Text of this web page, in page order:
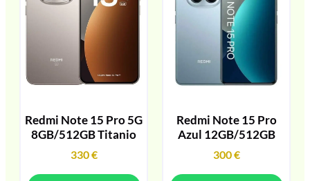
Redmi Note 15 Pro 5G
8GB/512GB Titanio
330€
Redmi Note 15 Pro
Azul 12GB/512GB
300€